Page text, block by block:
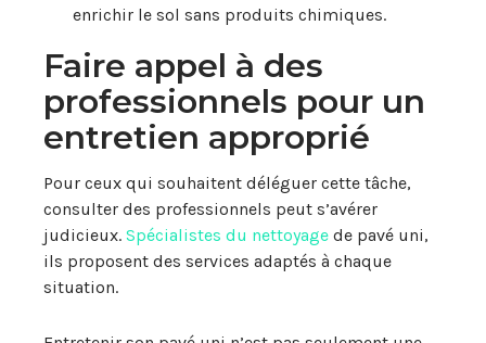
enrichir le sol sans produits chimiques.
Faire appel à des
professionnels pour un
entretien approprié
Pour ceux qui souhaitent déléguer cette tâche,
consulter des professionnels peut s’avérer
judicieux. Spécialistes du nettoyage de pavé uni,
ils proposent des services adaptés à chaque
situation.